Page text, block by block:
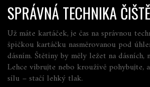
SPRÁVNÁ TECHNIKA
Už máte kartáček, je čas na správnou
špičkou kartáčku nasměrovanou pod
dásním. Štětiny by měly ležet na dásních,
Lehce vibrujte nebo krouživě pohybujte,
sílu – stačí lehký tlak.